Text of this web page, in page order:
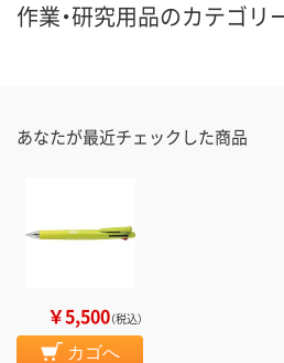
作業・研究用品のカテゴリ
あなたが最近チェックした商品
￥5,500（税込）
カゴへ